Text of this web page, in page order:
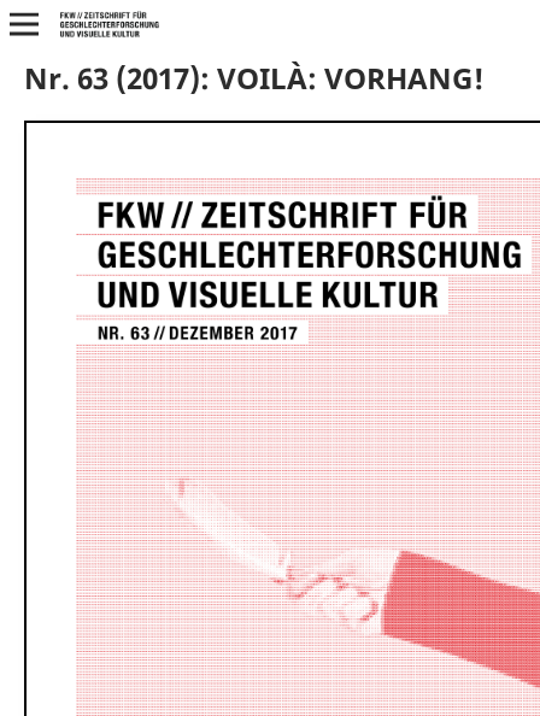
Nr. 63 (2017): VOILÀ: VORHANG!